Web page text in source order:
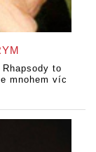
to
mnohem víc